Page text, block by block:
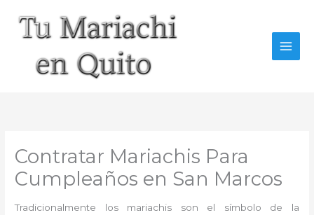
contenido
Contratar Mariachis Para
Cumpleaños en San Marcos
Tradicionalmente los mariachis son el símbolo de la